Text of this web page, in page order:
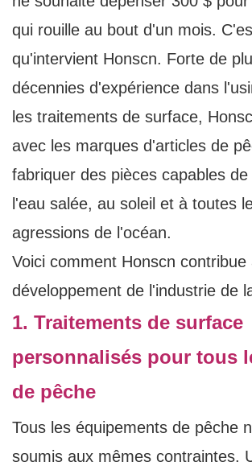
qui rouille au bout d'un mois.
qu'intervient Honscn. Forte de
décennies d'expérience dans
les traitements de surface,
avec les marques d'articles de
fabriquer des pièces capables
l'eau salée, au soleil et à toutes
agressions de l'océan.
Voici comment Honscn contribue
développement de l'industrie de
1. Traitements de surface
personnalisés pour tous
de pêche
Tous les équipements de pêche
soumis aux mêmes contraintes.